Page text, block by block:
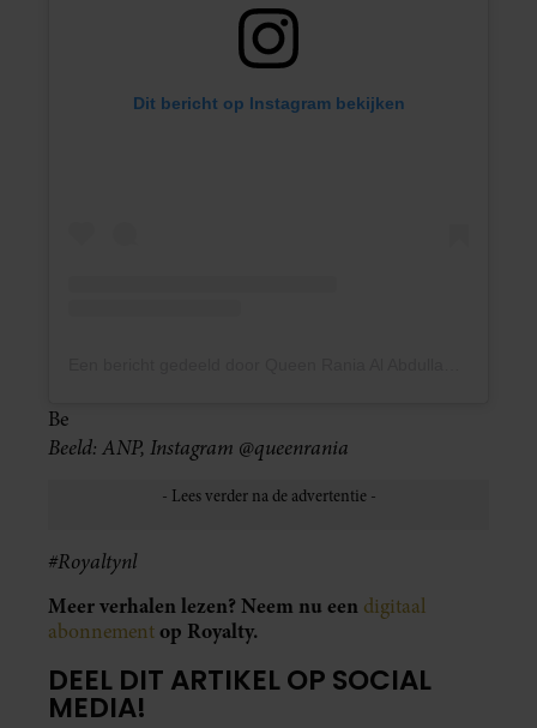
Dit bericht op Instagram bekijken
Be
Beeld: ANP, Instagram @queenrania
#Royaltynl
Meer verhalen lezen? Neem nu een digitaal
abonnementop Royalty.
DEEL DIT ARTIKEL OP SOCIAL
MEDIA!